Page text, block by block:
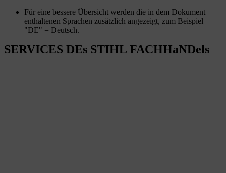
Für eine bessere Übersicht werden die in dem Dokument
enthaltenen Sprachen zusätzlich angezeigt, zum Beispiel
"DE" = Deutsch.
SERVICES DEs STIHL FACHHaNDels